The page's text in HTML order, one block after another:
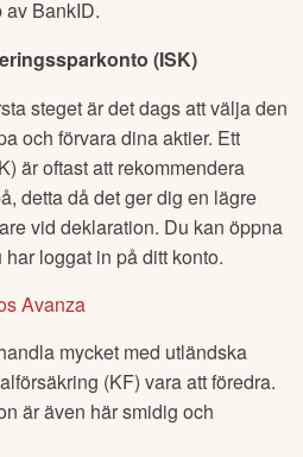
BankID.
(ISK)
steget är det dags att välja den
och förvara dina aktier. Ett
är oftast att rekommendera
detta då det ger dig en lägre
vid deklaration. Du kan öppna
loggat in på ditt konto.
Avanza
mycket med utländska
(KF) vara att föredra.
är även här smidig och